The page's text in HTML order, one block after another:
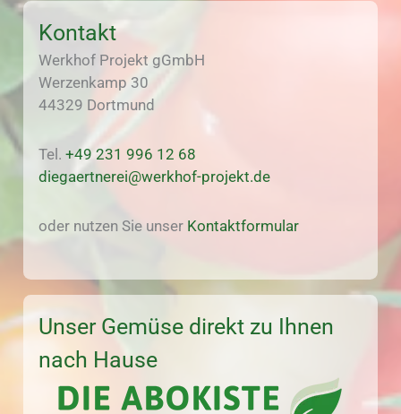
Kontakt
Werkhof Projekt gGmbH
Werzenkamp 30
44329 Dortmund
Tel.+49 231 996 12 68
diegaertnerei@werkhof-projekt.de
oder nutzen Sie unser Kontaktformular
Unser Gemüse direkt zu Ihnen
nach Hause